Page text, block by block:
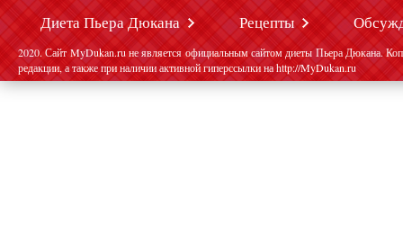
Диета Пьера Дюкана Рецепты
2020. Сайт MyDukan.ru не является официальным сайтом диеты Пьера Дюкана.
редакции, а также при наличии активной гиперссылки на http://MyDukan.ru